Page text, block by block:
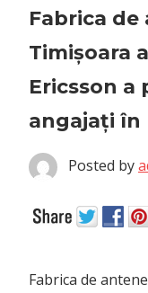
Fabrica de
Timișoara
Ericsson a
angajați în
Posted by
Fabrica de